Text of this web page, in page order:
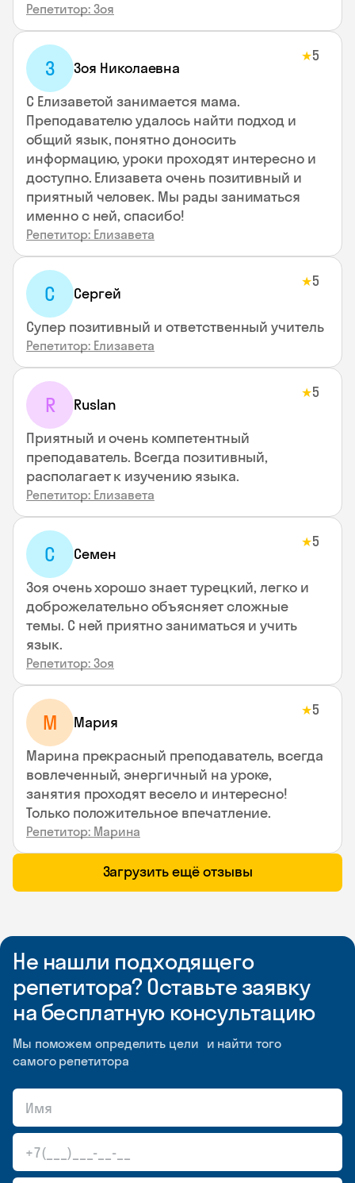
Репетитор: Зоя
З Зоя Николаевна
★5
С Елизаветой занимается мама.
Преподавателю удалось найти подход и
общий язык, понятно доносить
информацию, уроки проходят интересно и
доступно. Елизавета очень позитивный и
приятный человек. Мы рады заниматься
именно с ней, спасибо!
Репетитор: Елизавета
С Сергей
★5
Супер позитивный и ответственный учитель
Репетитор: Елизавета
R Ruslan
★5
Приятный и очень компетентный
преподаватель. Всегда позитивный,
располагает к изучению языка.
Репетитор: Елизавета
С Семен
★5
Зоя очень хорошо знает турецкий, легко и
доброжелательно объясняет сложные
темы. С ней приятно заниматься и учить
язык.
Репетитор: Зоя
М Мария
★5
Марина прекрасный преподаватель, всегда
вовлеченный, энергичный на уроке,
занятия проходят весело и интересно!
Только положительное впечатление.
Репетитор: Марина
Загрузить ещё отзывы
Не нашли подходящего
репетитора? Оставьте заявку
на бесплатную консультацию
Мы поможем определить цели и найти того
самого репетитора